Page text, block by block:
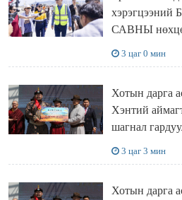
САВНЫ
3 цаг 0 мин
Хотын
Хэнтий
шагнал
3 цаг 3 мин
Хотын